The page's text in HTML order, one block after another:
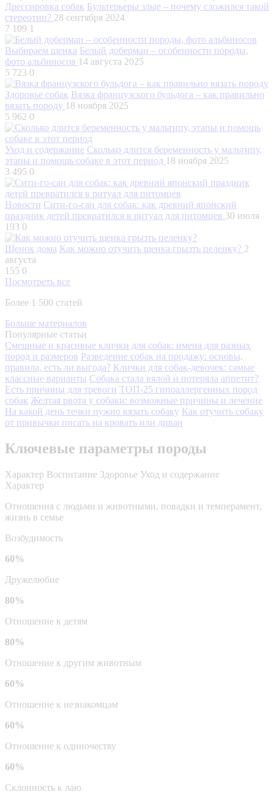
Дрессировка собак Бультерьеры злые – почему сложился такой
стереотип? 28 сентября 2024
7 109 1
Выбираем щенка Белый доберман – особенности породы,
фото альбиносов 14 августа 2025
5 723 0
Здоровье собак Вязка французского бульдога – как правильно
вязать породу 18 ноября 2025
5 962 0
Уход и содержание Сколько длится беременность у мальтипу,
этапы и помощь собаке в этот период 18 ноября 2025
3 495 0
Новости Сити-го-сан для собак: как древний японский
праздник детей превратился в ритуал для питомцев 30 июля
193 0
Щенок дома Как можно отучить щенка грызть пеленку? 2
августа
155 0
Посмотреть все
Более 1 500 статей
Больше материалов
Популярные статьи
Смешные и красивые клички для собак: имена для разных
пород и размеров Разведение собак на продажу: основы,
правила, есть ли выгода? Клички для собак-девочек: самые
классные варианты Собака стала вялой и потеряла аппетит?
Есть причины для тревоги ТОП-25 гипоаллергенных пород
собак Желтая рвота у собаки: возможные причины и лечение
На какой день течки нужно вязать собаку Как отучить собаку
от привычки писать на кровать или диван
Ключевые параметры породы
Характер Воспитание Здоровье Уход и содержание
Характер
Отношения с людьми и животными, повадки и темперамент,
жизнь в семье
Возбудимость
60%
Дружелюбие
80%
Отношение к детям
80%
Отношение к другим животным
60%
Отношение к незнакомцам
60%
Отношение к одиночеству
60%
Склонность к лаю